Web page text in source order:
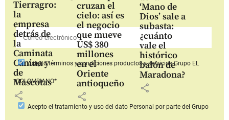
Tierragro:
la
empresa
detrás de
la
Caminata
Canina y
de
Mascotas
share
cruzan el
cielo: así es
el negocio
que mueve
US$ 380
millones
en el
Oriente
antioqueño
share
‘Mano de
Dios’ sale a
subasta:
¿cuánto
vale el
histórico
balón de
Maradona?
share
Aceptotérminos y condiciones productos y serviciosGrupo EL
COLOMBIANO*
Acepto el tratamiento y uso del dato Personal por parte del Grupo